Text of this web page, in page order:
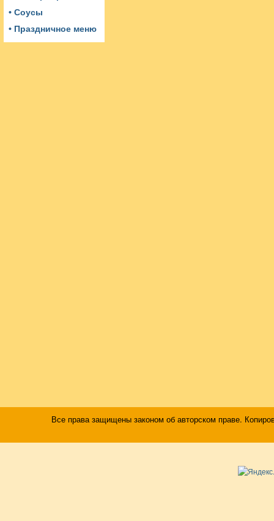
• Соусы
• Праздничное меню
Все права защищены законом об авторском праве.